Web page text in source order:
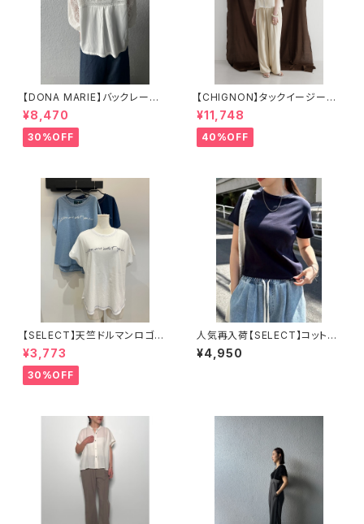
【DONA MARIE】バックレース
シャツ
¥8,470
30%OFF
【CHIGNON】タックイージーパ
ンツ 3652-173KK
¥11,748
40%OFF
【SELECT】天竺ドルマンロゴT
シャツ
¥3,773
30%OFF
人気再入荷【SELECT】コットン
フライス ミニ Tシャツ
¥4,950